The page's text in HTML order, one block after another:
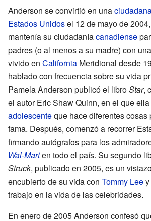
Anderson se convirtió en una
Estados Unidosel 12 de mayo de
mantenía su ciudadaníacanadiense
padres (o al menos a su madre) con una
vivido en California Meridional desde
hablado con frecuencia sobre su vida
Pamela Anderson publicó el libroStar,
el autor Eric Shaw Quinn, en el que
adolescenteque hace diferentes cosas
fama. Después, comenzó a recorrer
firmando autógrafos para los
Wal-Marten todo el país. Su segundo
Struck, publicado en 2005, es un
encubierto de su vida con Tommy Lee
trabajo en la vida de las celebridades.
En enero de 2005 Anderson confesó